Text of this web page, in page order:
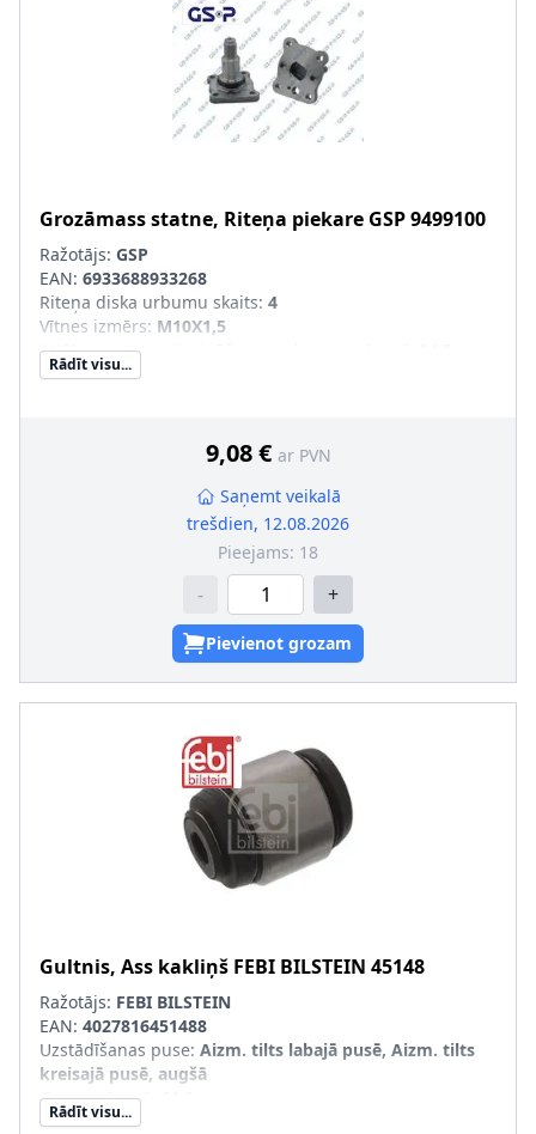
Grozāmass statne, Riteņa piekare GSP9499100
Ražotājs: GSP
EAN: 6933688933268
Riteņa diska urbumu skaits: 4
Vītnes izmērs: M10X1,5
Attālums starp stiprināšanas urbumiem [mm]
Rādīt visu...
9,08 € ar PVN
Saņemt veikalā
trešdien, 12.08.2026
Pieejams: 18
- +
Pievienot grozam
Gultnis, Ass kakliņš FEBI BILSTEIN 45148
Ražotājs: FEBI BILSTEIN
EAN: 4027816451488
Uzstādīšanas puse: Aizm. tilts labajā pusē, Aizm. tilts
kreisajā pusē, augšā
Garums [mm]
Masa [kg]:0,39
Rādīt visu...